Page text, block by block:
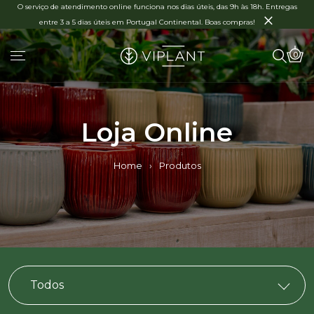
O serviço de atendimento online funciona nos dias úteis, das 9h às 18h. Entregas
entre 3 a 5 dias úteis em Portugal Continental. Boas compras!
×
0
Loja Online
Home › Produtos